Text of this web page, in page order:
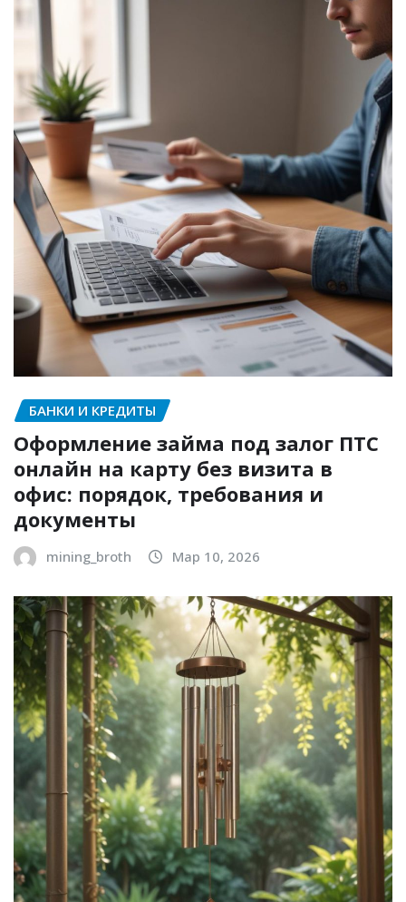
БАНКИ И КРЕДИТЫ
Оформление займа под залог ПТС
онлайн на карту без визита в
офис: порядок, требования и
документы
mining_broth Мар 10, 2026